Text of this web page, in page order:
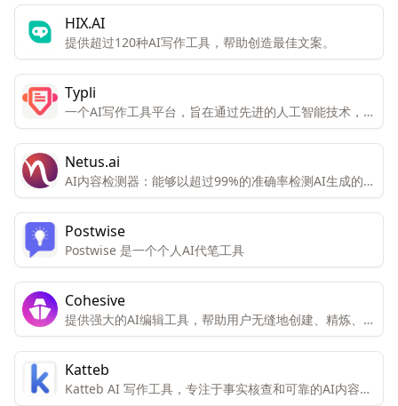
HIX.AI
提供超过120种AI写作工具，帮助创造最佳文案。
Typli
一个AI写作工具平台，旨在通过先进的人工智能技术，帮
助用户快速、高效地生成高质量的内容。
Netus.ai
AI内容检测器：能够以超过99%的准确率检测AI生成的内
容，包括ChatGPT和Bard。AI内容改写工具：旨在帮助
用户重新表述文本，同时保留其含义，避免被AI检测工具
发现。
Postwise
Postwise 是一个个人AI代笔工具
Cohesive
提供强大的AI编辑工具，帮助用户无缝地创建、精炼、编
辑和发布内容。
Katteb
Katteb AI 写作工具，专注于事实核查和可靠的AI内容生